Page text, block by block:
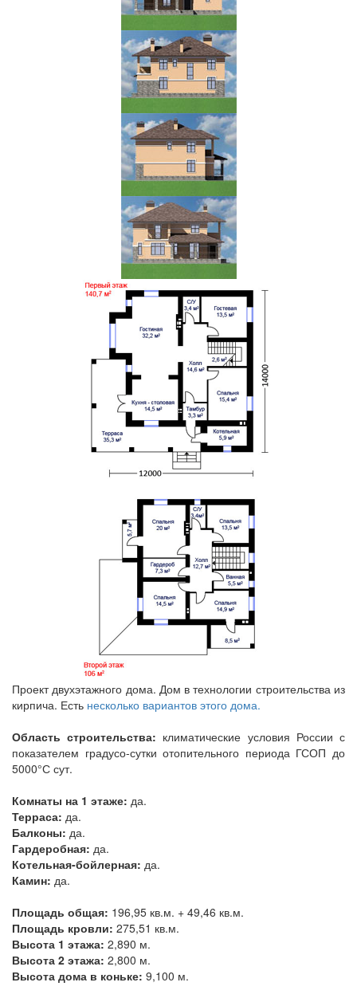
Проект двухэтажного дома. Дом в технологии строительства из
кирпича. Есть несколько вариантов этого дома.
Область строительства: климатические условия России с
показателем градусо-сутки отопительного периода ГСОП до
5000°С сут.
Комнаты на 1 этаже: да.
Терраса: да.
Балконы: да.
Гардеробная: да.
Котельная-бойлерная: да.
Камин: да.
Площадь общая: 196,95 кв.м. + 49,46 кв.м.
Площадь кровли: 275,51 кв.м.
Высота 1 этажа: 2,890 м.
Высота 2 этажа: 2,800 м.
Высота дома в коньке: 9,100 м.